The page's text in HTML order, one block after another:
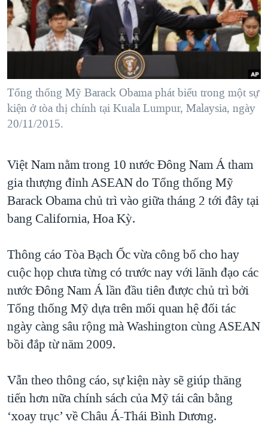
"Tìm"NGƯỜI VIỆT HẢI NGOẠI
ĐỜI SỐNG
KHOA HỌC
SỨC KHOẺ
VĂN HOÁ
GIÁO DỤC
TẠI
HÀNH TRÌNH BẦU CỬ 2024
MỘT NĂM CHIẾN TRANH TẠI DẢI GAZA
GIẢI MÃ VÀNH ĐAI & CON ĐƯỜNG
NGÀY TỊ NẠN THẾ GIỚI
TRỊNH VĨNH BÌNH - NGƯỜI HẠ 'BÊN THẮNG CUỘC'
CÁC GIÁ TRỊ CỘNG HÒA Ở VIỆT NAM
THƯỢNG ĐỈNH TRUMP-KIM TẠI VIỆT NAM
TRỊNH VĨNH BÌNH VS. CHÍNH PHỦ VIỆT NAM
BÊN KIA QUỐC LỘ: TIẾNG VỌNG TỪ NÔNG THÔN MỸ
VIDEO
NGHE
Ngôn ngữ khác
Tổng thống Mỹ Barack Obama phát biểu trong một sự
kiện ở tòa thị chính tại Kuala Lumpur, Malaysia, ngày
20/11/2015.
Việt Nam nằm trong 10 nước Đông Nam Á tham
gia thượng đỉnh ASEAN do Tổng thống Mỹ
Barack Obama chủ trì vào giữa tháng 2 tới đây tại
bang California, Hoa Kỳ.
Thông cáo Tòa Bạch Ốc vừa công bố cho hay
cuộc họp chưa từng có trước nay với lãnh đạo các
nước Đông Nam Á lần đầu tiên được chủ trì bởi
Tổng thống Mỹ dựa trên mối quan hệ đối tác
ngày càng sâu rộng mà Washington cùng ASEAN
bồi đắp từ năm 2009.
Vẫn theo thông cáo, sự kiện này sẽ giúp thăng
tiến hơn nữa chính sách của Mỹ tái cân bằng
‘xoay trục’ về Châu Á-Thái Bình Dương.